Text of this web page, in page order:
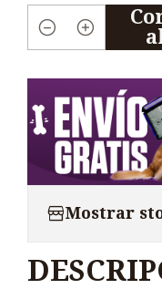
Cantidad
Mostrar